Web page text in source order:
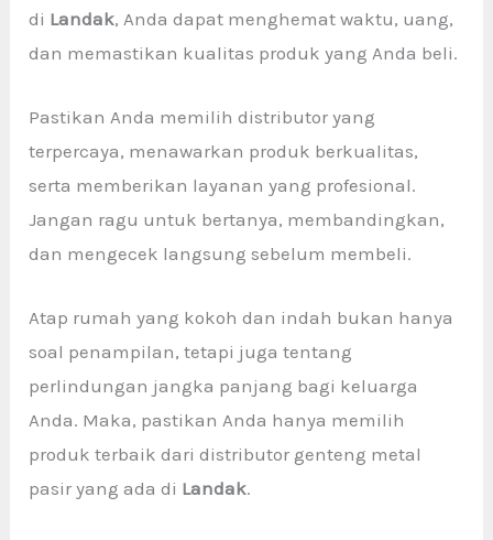
di Landak, Anda dapat menghemat waktu, uang,
dan memastikan kualitas produk yang Anda beli.
Pastikan Anda memilih distributor yang
terpercaya, menawarkan produk berkualitas,
serta memberikan layanan yang profesional.
Jangan ragu untuk bertanya, membandingkan,
dan mengecek langsung sebelum membeli.
Atap rumah yang kokoh dan indah bukan hanya
soal penampilan, tetapi juga tentang
perlindungan jangka panjang bagi keluarga
Anda. Maka, pastikan Anda hanya memilih
produk terbaik dari distributor genteng metal
pasir yang ada di Landak.